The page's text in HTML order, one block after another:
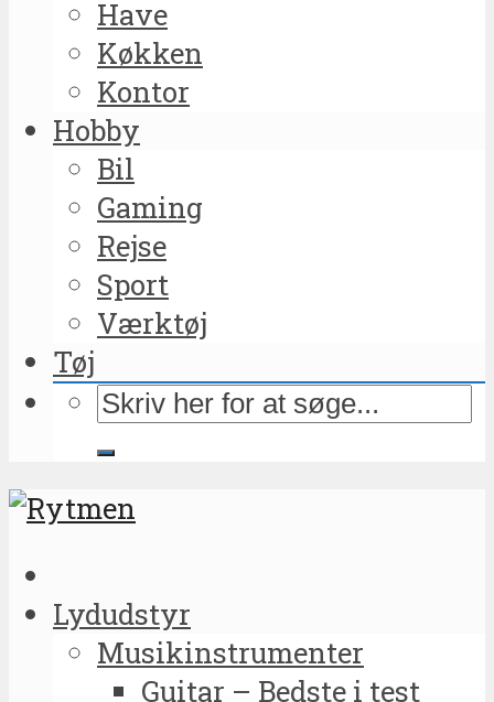
Have
Køkken
Kontor
Hobby
Bil
Gaming
Rejse
Sport
Værktøj
Tøj
Lydudstyr
Musikinstrumenter
Guitar – Bedste i test